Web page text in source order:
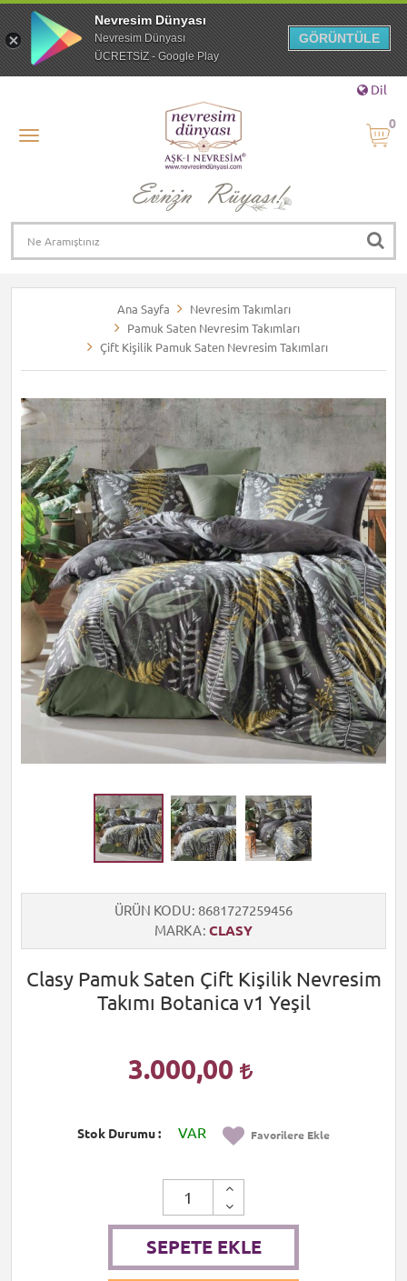
Dil
0
Ana Sayfa
Nevresim Takımları
Pamuk Saten Nevresim Takımları
Çift Kişilik Pamuk Saten Nevresim Takımları
ÜRÜN KODU 8681727259456
MARKA CLASY
Clasy Pamuk Saten Çift Kişilik Nevresim
Takımı Botanica v1 Yeşil
3.000,00
Stok Durumu VAR Favorilere Ekle
SEPETE EKLE
Nevresim Dünyası
Nevresim Dünyası
ÜCRETSİZ - Google Play
GÖRÜNTÜLE